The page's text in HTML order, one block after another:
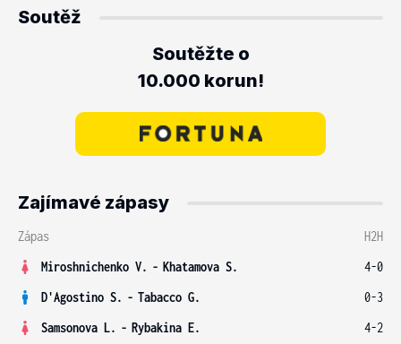
Soutěž
Soutěžte o
10.000 korun!
Zajímavé zápasy
Zápas
H2H
Miroshnichenko V. - Khatamova S.
4-0
D'Agostino S. - Tabacco G.
0-3
Samsonova L. - Rybakina E.
4-2